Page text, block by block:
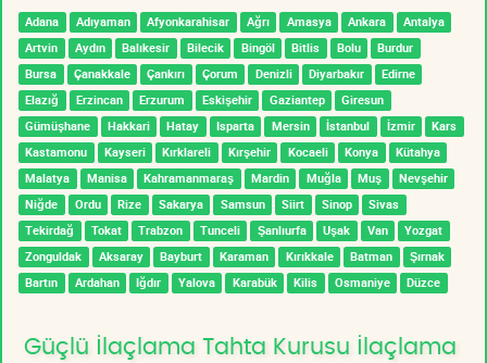
Adana Adıyaman Afyonkarahisar Ağrı Amasya Ankara
Antalya
Artvin
Aydın Balıkesir Bilecik Bingöl Bitlis Bolu
Burdur
Bursa
Çanakkale Çankırı Çorum Denizli Diyarbakır
Edirne
Elazığ
Erzincan Erzurum Eskişehir Gaziantep
Giresun
Gümüşhane
Hakkari Hatay Isparta Mersin İstanbul İzmir
Kars
Kastamonu
Kayseri Kırklareli Kırşehir Kocaeli Konya
Kütahya
Malatya
Manisa Kahramanmaraş Mardin Muğla Muş
Nevşehir
Niğde
Ordu Rize Sakarya Samsun Siirt Sinop
Sivas
Tekirdağ
Tokat Trabzon Tunceli Şanlıurfa Uşak Van
Yozgat
Zonguldak
Aksaray Bayburt Karaman Kırıkkale Batman
Şırnak
Bartın
Ardahan Iğdır Yalova Karabük Kilis Osmaniye Düzce
Güçlü İlaçlama Tahta Kurusu İlaçlama